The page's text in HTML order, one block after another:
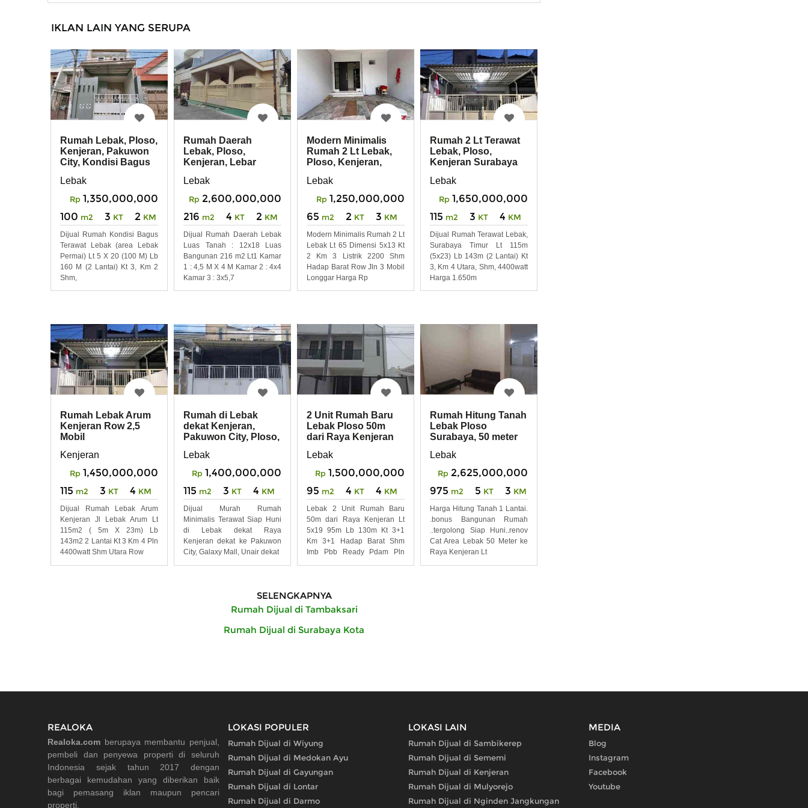
IKLAN LAIN YANG SERUPA
Rumah Lebak, Ploso,
Kenjeran, Pakuwon
City, Kondisi Bagus
Lebak
Rp 1,350,000,000
100 m2 3 KT 2 KM
Dijual Rumah Kondisi Bagus
Terawat Lebak (area Lebak
Permai) Lt 5 X 20 (100 M) Lb
160 M (2 Lantai) Kt 3, Km 2
Shm,
Rumah Daerah
Lebak, Ploso,
Kenjeran, Lebar
Lebak
Rp 2,600,000,000
216 m2 4 KT 2 KM
Dijual Rumah Daerah Lebak
Luas Tanah : 12x18 Luas
Bangunan 216 m2 Lt1 Kamar
1 : 4,5 M X 4 M Kamar 2 : 4x4
Kamar 3 : 3x5,7
Modern Minimalis
Rumah 2 Lt Lebak,
Ploso, Kenjeran,
Lebak
Rp 1,250,000,000
65 m2 2 KT 3 KM
Modern Minimalis Rumah 2 Lt
Lebak Lt 65 Dimensi 5x13 Kt
2 Km 3 Listrik 2200 Shm
Hadap Barat Row Jln 3 Mobil
Longgar Harga Rp
Rumah 2 Lt Terawat
Lebak, Ploso,
Kenjeran Surabaya
Lebak
Rp 1,650,000,000
115 m2 3 KT 4 KM
Dijual Rumah Terawat Lebak,
Surabaya Timur Lt 115m
(5x23) Lb 143m (2 Lantai) Kt
3, Km 4 Utara, Shm, 4400watt
Harga 1.650m
Rumah Lebak Arum
Kenjeran Row 2,5
Mobil
Kenjeran
Rp 1,450,000,000
115 m2 3 KT 4 KM
Dijual Rumah Lebak Arum
Kenjeran Jl Lebak Arum Lt
115m2 ( 5m X 23m) Lb
143m2 2 Lantai Kt 3 Km 4 Pln
4400watt Shm Utara Row
Rumah di Lebak
dekat Kenjeran,
Pakuwon City, Ploso,
Lebak
Rp 1,400,000,000
115 m2 3 KT 4 KM
Dijual Murah Rumah
Minimalis Terawat Siap Huni
di Lebak dekat Raya
Kenjeran dekat ke Pakuwon
City, Galaxy Mall, Unair dekat
2 Unit Rumah Baru
Lebak Ploso 50m
dari Raya Kenjeran
Lebak
Rp 1,500,000,000
95 m2 4 KT 4 KM
Lebak 2 Unit Rumah Baru
50m dari Raya Kenjeran Lt
5x19 95m Lb 130m Kt 3+1
Km 3+1 Hadap Barat Shm
Imb Pbb Ready Pdam Pln
Rumah Hitung Tanah
Lebak Ploso
Surabaya, 50 meter
Lebak
Rp 2,625,000,000
975 m2 5 KT 3 KM
Harga Hitung Tanah 1 Lantai.
.bonus Bangunan Rumah
..tergolong Siap Huni..renov
Cat Area Lebak 50 Meter ke
Raya Kenjeran Lt
SELENGKAPNYA
Rumah Dijual di Tambaksari
Rumah Dijual di Surabaya Kota
REALOKA
Realoka.com berupaya membantu penjual,
pembeli dan penyewa properti di seluruh
Indonesia sejak tahun 2017 dengan
berbagai kemudahan yang diberikan baik
bagi pemasang iklan maupun pencari
properti.
LOKASI POPULER
Rumah Dijual di Wiyung
Rumah Dijual di Medokan Ayu
Rumah Dijual di Gayungan
Rumah Dijual di Lontar
Rumah Dijual di Darmo
LOKASI LAIN
Rumah Dijual di Sambikerep
Rumah Dijual di Sememi
Rumah Dijual di Kenjeran
Rumah Dijual di Mulyorejo
Rumah Dijual di Nginden Jangkungan
MEDIA
Blog
Instagram
Facebook
Youtube